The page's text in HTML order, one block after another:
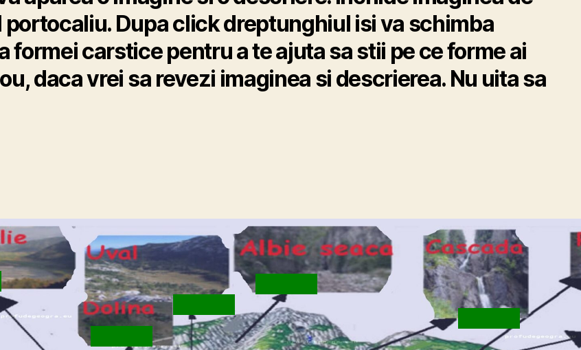
Dupa click dreptunghiul isi va schimba
formei carstice pentru a te ajuta sa stii pe ce forme ai
daca vrei sa revezi imaginea si descrierea. Nu uita sa